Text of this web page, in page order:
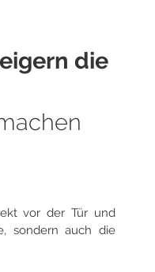
die
vor der Tür und
sondern auch die